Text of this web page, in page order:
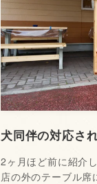
犬同伴の対応さ
2ヶ月ほど前に紹介
店の外のテーブル